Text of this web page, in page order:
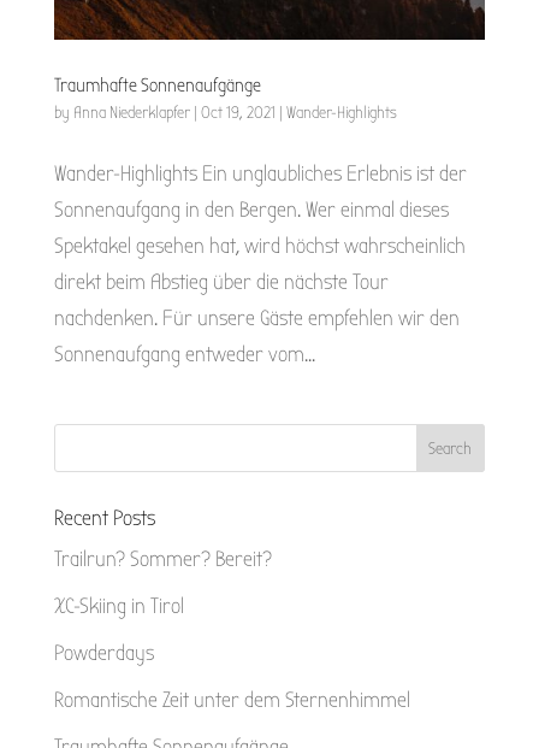
Traumhafte Sonnenaufgänge
by Anna Niederklapfer| Oct 19, 2021 | Wander-Highlights
Wander-Highlights Ein unglaubliches Erlebnis ist der
Sonnenaufgang in den Bergen. Wer einmal dieses
Spektakel gesehen hat, wird höchst wahrscheinlich
direkt beim Abstieg über die nächste Tour
nachdenken. Für unsere Gäste empfehlen wir den
Sonnenaufgang entweder vom...
Recent Posts
Trailrun? Sommer? Bereit?
XC-Skiing in Tirol
Powderdays
Romantische Zeit unter dem Sternenhimmel